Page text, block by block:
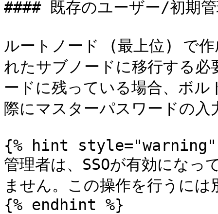
#### 既存のユーザー/初期管
ルートノード (最上位) で作
れたサブノードに移行する
ードに残っている場合、ボ
際にマスターパスワードの入
{% hint style="warning"
管理者は、SSOが有効になっ
ません。この操作を行うに
{% endhint %}